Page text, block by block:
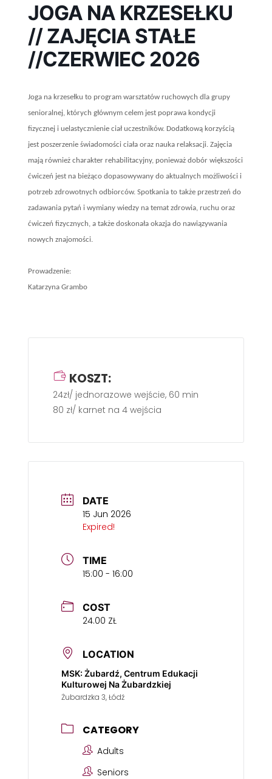
JOGA NA KRZESEŁKU
// ZAJĘCIA STAŁE
//CZERWIEC 2026
Joga na krzesełku to program warsztatów ruchowych dla grupy
senioralnej, których głównym celem jest poprawa kondycji
fizycznej i uelastycznienie ciał uczestników. Dodatkową korzyścią
jest poszerzenie świadomości ciała oraz nauka relaksacji. Zajęcia
mają również charakter rehabilitacyjny, ponieważ dobór większości
ćwiczeń jest na bieżąco dopasowywany do aktualnych możliwości i
potrzeb zdrowotnych odbiorców. Spotkania to także przestrzeń do
zadawania pytań i wymiany wiedzy na temat zdrowia, ruchu oraz
ćwiczeń fizycznych, a także doskonała okazja do nawiązywania
nowych znajomości.
Prowadzenie:
Katarzyna Grambo
KOSZT:
24zł/ jednorazowe wejście, 60 min
80 zł/ karnet na 4 wejścia
DATE
15 Jun 2026
Expired!
TIME
15:00 - 16:00
COST
24.00 ZŁ
LOCATION
MSK: Żubardź, Centrum Edukacji
Kulturowej Na Żubardzkiej
Żubardzka 3, Łódź
CATEGORY
Adults
Seniors